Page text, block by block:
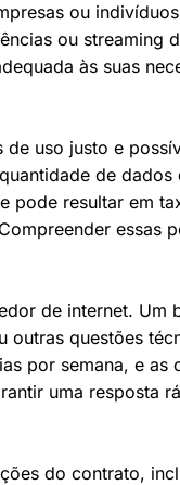
ou
ou streaming
às suas
uso justo e
de dados
pode resultar em
essas
de internet. Um
outras questões
por semana, e as
uma resposta
do contrato,